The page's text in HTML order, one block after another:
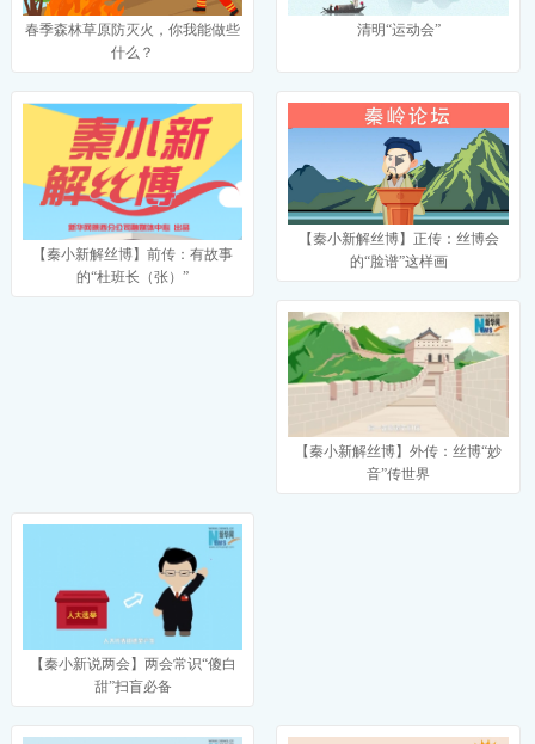
春季森林草原防灭火，你我能做些
什么？
清明“运动会”
【秦小新解丝博】前传：有故事
的“杜班长（张）”
【秦小新解丝博】正传：丝博会
的“脸谱”这样画
【秦小新解丝博】外传：丝博“妙
音”传世界
【秦小新说两会】两会常识“傻白
甜”扫盲必备